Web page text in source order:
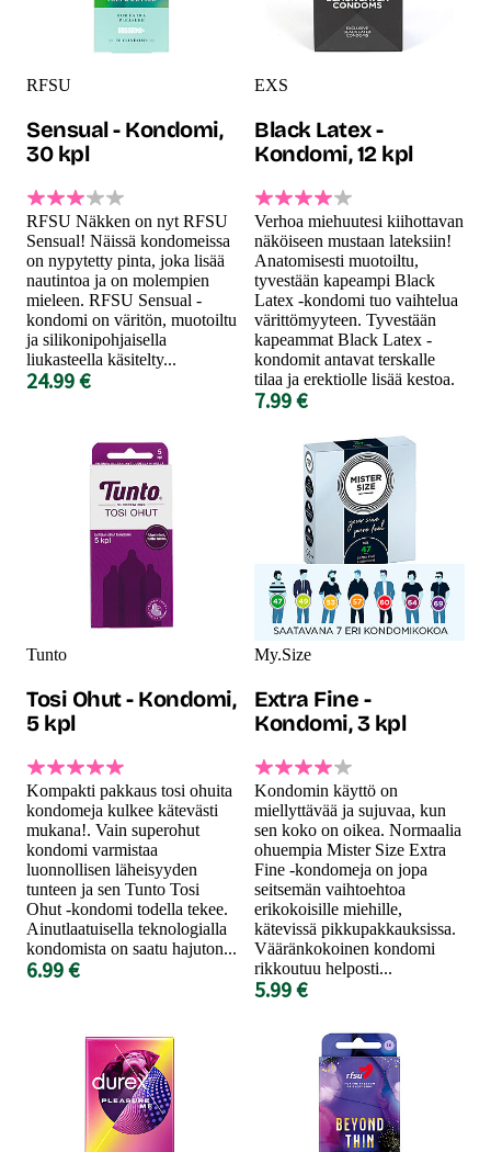
RFSU
Sensual - Kondomi,
30 kpl
RFSU Näkken on nyt RFSU
Sensual! Näissä kondomeissa
on nypytetty pinta, joka lisää
nautintoa ja on molempien
mieleen. RFSU Sensual -
kondomi on väritön, muotoiltu
ja silikonipohjaisella
liukasteella käsitelty...
24.99 €
EXS
Black Latex -
Kondomi, 12 kpl
Verhoa miehuutesi kiihottavan
näköiseen mustaan lateksiin!
Anatomisesti muotoiltu,
tyvestään kapeampi Black
Latex -kondomi tuo vaihtelua
värittömyyteen. Tyvestään
kapeammat Black Latex -
kondomit antavat terskalle
tilaa ja erektiolle lisää kestoa.
7.99 €
Tunto
Tosi Ohut - Kondomi,
5 kpl
Kompakti pakkaus tosi ohuita
kondomeja kulkee kätevästi
mukana!. Vain superohut
kondomi varmistaa
luonnollisen läheisyyden
tunteen ja sen Tunto Tosi
Ohut -kondomi todella tekee.
Ainutlaatuisella teknologialla
kondomista on saatu hajuton...
6.99 €
My.Size
Extra Fine -
Kondomi, 3 kpl
Kondomin käyttö on
miellyttävää ja sujuvaa, kun
sen koko on oikea. Normaalia
ohuempia Mister Size Extra
Fine -kondomeja on jopa
seitsemän vaihtoehtoa
erikokoisille miehille,
kätevissä pikkupakkauksissa.
Vääränkokoinen kondomi
rikkoutuu helposti...
5.99 €